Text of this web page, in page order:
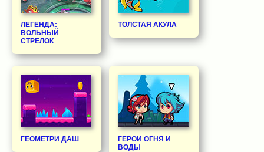
ЛЕГЕНДА:
ВОЛЬНЫЙ
СТРЕЛОК
ТОЛСТАЯ АКУЛА
ГЕОМЕТРИ ДАШ
ГЕРОИ ОГНЯ И
ВОДЫ